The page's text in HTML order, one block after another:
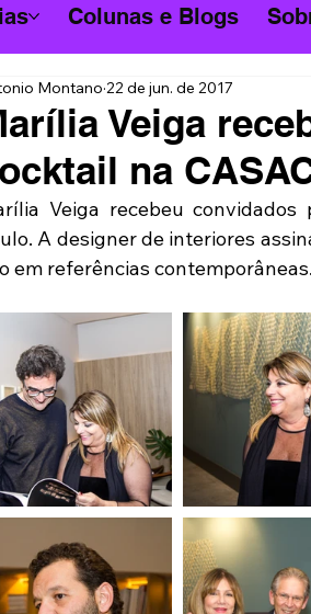
Colunas e Blogs
Veiga
na
Montano 22 de jun. de 2017
Veiga recebeu
A designer de interiores
em referências contemporâneas.